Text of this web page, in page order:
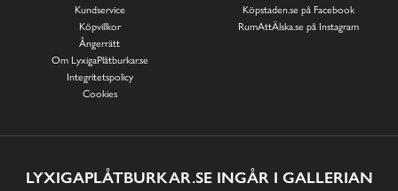
Kundservice
Köpvillkor
Ångerrätt
Om LyxigaPlåtburkar.se
Integritetspolicy
Cookies
Köpstaden.se på Facebook
RumAttÄlska.se på Instagram
LYXIGAPLÅTBURKAR.SE INGÅR I GALLERIAN